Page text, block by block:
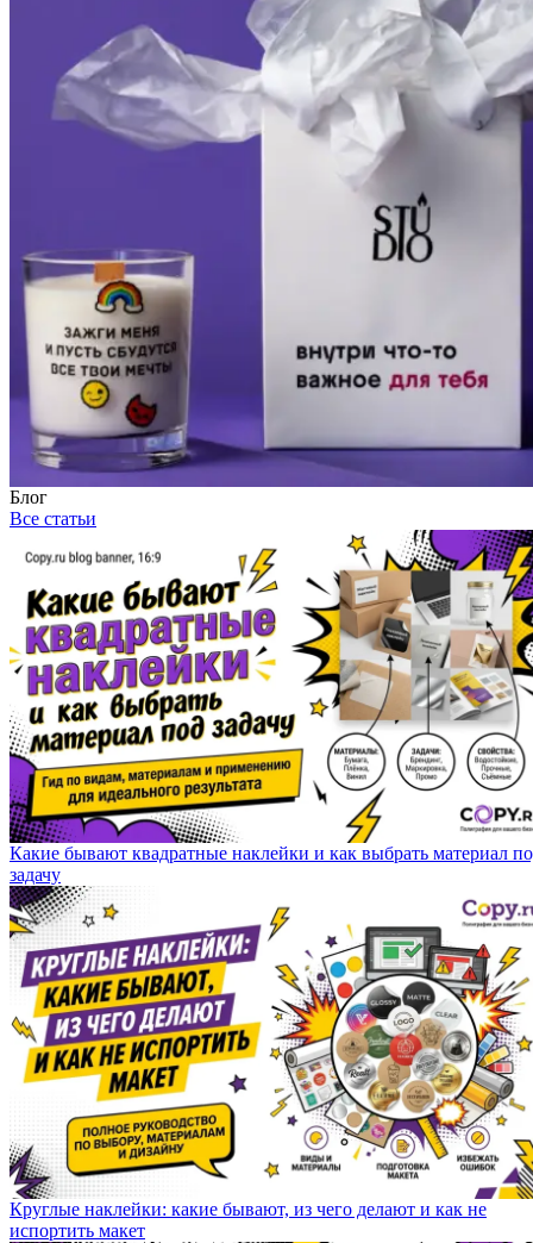
Блог
Все статьи
Какие бывают квадратные наклейки и как выбрать материал
задачу
Круглые наклейки: какие бывают, из чего делают и как не
испортить макет